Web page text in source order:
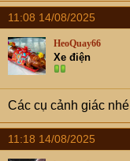
11:08 14/08/2025
HeoQuay66
Xe điện
Các cụ cảnh giác nhé
11:18 14/08/2025